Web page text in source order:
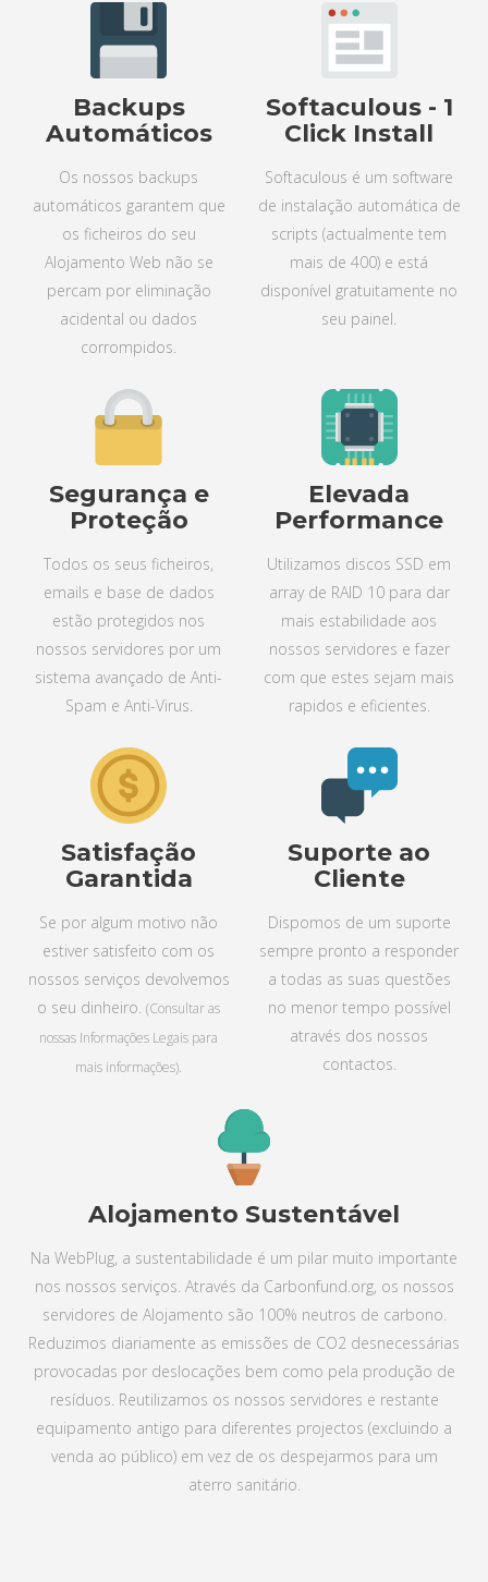
Backups
Automáticos
Os nossos backups
automáticos garantem que
os ficheiros do seu
Alojamento Web não se
percam por eliminação
acidental ou dados
corrompidos.
Softaculous - 1
Click Install
Softaculous é um software
de instalação automática de
scripts (actualmente tem
mais de 400) e está
disponível gratuitamente no
seu painel.
Segurança e
Proteção
Todos os seus ficheiros,
emails e base de dados
estão protegidos nos
nossos servidores por um
sistema avançado de Anti-
Spam e Anti-Virus.
Elevada
Performance
Utilizamos discos SSD em
array de RAID 10 para dar
mais estabilidade aos
nossos servidores e fazer
com que estes sejam mais
rapidos e eficientes.
Satisfação
Garantida
Se por algum motivo não
estiver satisfeito com os
nossos serviços devolvemos
o seu dinheiro.(Consultar as
nossas Informações Legais para
mais informações).
Suporte ao
Cliente
Dispomos de um suporte
sempre pronto a responder
a todas as suas questões
no menor tempo possível
através dos nossos
contactos.
Alojamento Sustentável
Na WebPlug, a sustentabilidade é um pilar muito importante
nos nossos serviços. Através da Carbonfund.org, os nossos
servidores de Alojamento são 100% neutros de carbono.
Reduzimos diariamente as emissões de CO2 desnecessárias
provocadas por deslocações bem como pela produção de
resíduos. Reutilizamos os nossos servidores e restante
equipamento antigo para diferentes projectos (excluindo a
venda ao público) em vez de os despejarmos para um
aterro sanitário.